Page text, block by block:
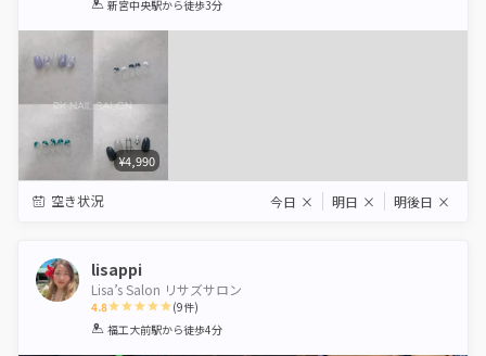
1 2 3 4 5
新宮中央駅から徒歩3分
¥4,990
空き状況 今日 × 明日 × 明後日 ×
lisappi
Lisa’s Salon リサズサロン
4.8
1 2 3 4 5
(9件)
福工大前駅から徒歩4分